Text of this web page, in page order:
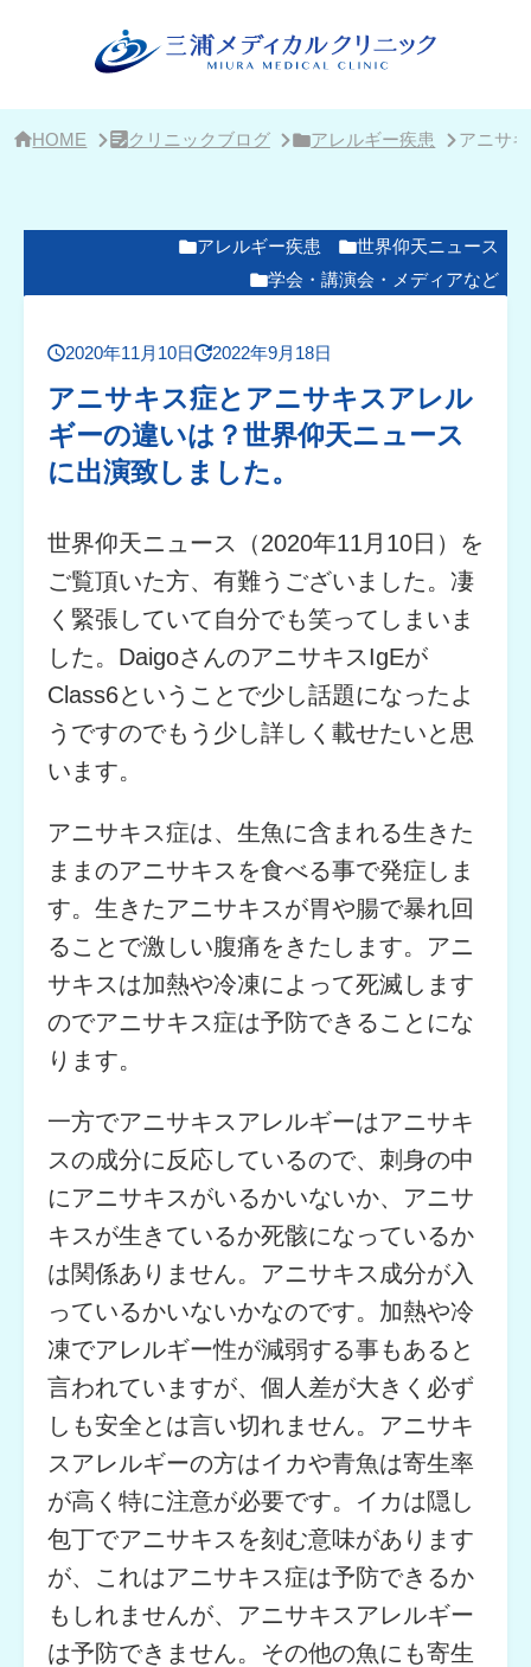
HOME クリニックブログ アレルギー疾患 アニサ
アレルギー疾患
世界仰天ニュース
学会・講演会・メディアなど
2020年11月10日 2022年9月18日
アニサキス症とアニサキスアレル
ギーの違いは？世界仰天ニュース
に出演致しました。
世界仰天ニュース（2020年11月10日）を
ご覧頂いた方、有難うございました。凄
く緊張していて自分でも笑ってしまいま
した。DaigoさんのアニサキスIgEが
Class6ということで少し話題になったよ
うですのでもう少し詳しく載せたいと思
います。
アニサキス症は、生魚に含まれる生きた
ままのアニサキスを食べる事で発症しま
す。生きたアニサキスが胃や腸で暴れ回
ることで激しい腹痛をきたします。アニ
サキスは加熱や冷凍によって死滅します
のでアニサキス症は予防できることにな
ります。
一方でアニサキスアレルギーはアニサキ
スの成分に反応しているので、刺身の中
にアニサキスがいるかいないか、アニサ
キスが生きているか死骸になっているか
は関係ありません。アニサキス成分が入
っているかいないかなのです。加熱や冷
凍でアレルギー性が減弱する事もあると
言われていますが、個人差が大きく必ず
しも安全とは言い切れません。アニサキ
スアレルギーの方はイカや青魚は寄生率
が高く特に注意が必要です。イカは隠し
包丁でアニサキスを刻む意味があります
が、これはアニサキス症は予防できるか
もしれませんが、アニサキスアレルギー
は予防できません。その他の魚にも寄生